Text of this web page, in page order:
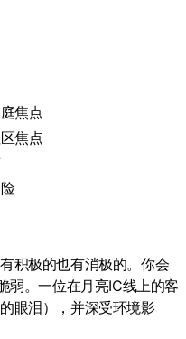
焦点
焦点
积极的也有消极的。你会
弱。一位在月亮IC线上的客
眼泪），并深受环境影